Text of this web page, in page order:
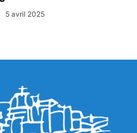
5 avril 2025